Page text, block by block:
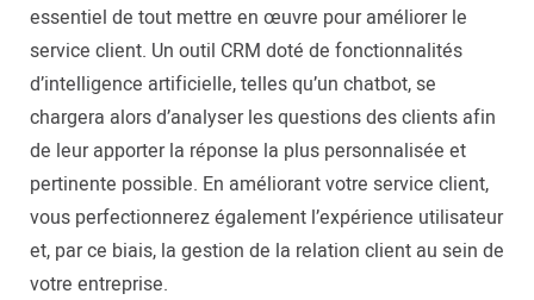
essentiel de tout mettre en œuvre pour améliorer le
service client. Un outil CRM doté de fonctionnalités
d’intelligence artificielle, telles qu’un chatbot, se
chargera alors d’analyser les questions des clients afin
de leur apporter la réponse la plus personnalisée et
pertinente possible. En améliorant votre service client,
vous perfectionnerez également l’expérience utilisateur
et, par ce biais, la gestion de la relation client au sein de
votre entreprise.